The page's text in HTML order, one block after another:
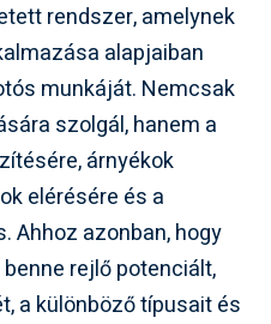
rendszer, amelynek
alapjaiban
munkáját. Nemcsak
szolgál, hanem a
árnyékok
elérésére és a
Ahhoz azonban, hogy
rejlő potenciált,
a különböző típusait és